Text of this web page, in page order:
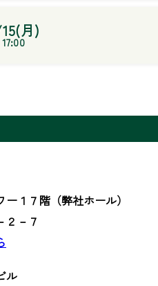
月)
１７階（弊社ホール）
２－７
ル